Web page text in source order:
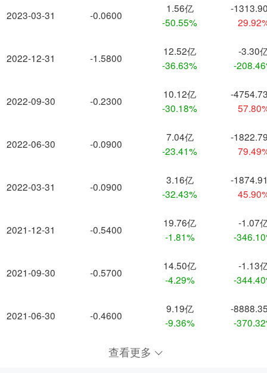
2023-03-31
2022-12-31
2022-09-30
2022-06-30
2022-03-31
2021-12-31
2021-09-30
2021-06-30
-0.0600
1.56亿
-50.55%
-
-1.5800
12.52亿
-36.63%
-3.30
-
-0.2300
10.12亿
-30.18%
-
-0.0900
7.04亿
-23.41%
-
-0.0900
3.16亿
-32.43%
-
-0.5400
19.76亿
-1.81%
-1.07
-
-0.5700
14.50亿
-4.29%
-1.13
-
-0.4600
9.19亿
-9.36%
-
-
查看更多